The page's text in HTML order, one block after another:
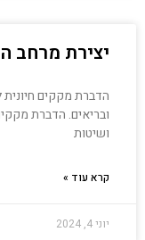
יצירת מרחב
הדברת מקקים חיונית
ובריאים. הדברת
ושיטות
קרא עוד »
יוני 4, 2024